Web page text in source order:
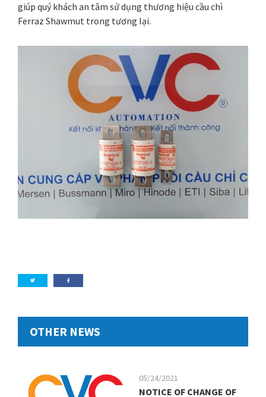
giúp quý khách an tâm sử dụng thương hiệu cầu chì
Ferraz Shawmut trong tương lại.
OTHER NEWS
05/24/2021
NOTICE OF CHANGE OF